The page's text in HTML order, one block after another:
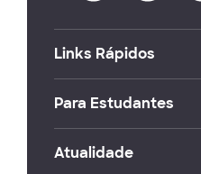
Links Rápidos
Para Estudantes
Atualidade